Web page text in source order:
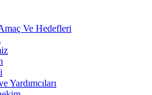
Ve Hedefleri
Yardımcıları